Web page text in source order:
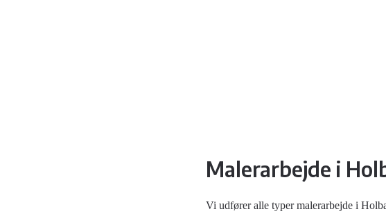
Malerarbejde i
Vi udfører alle typer malerarbejde i